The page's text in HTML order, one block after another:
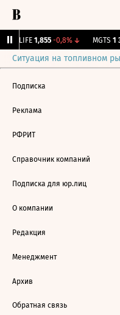
LIFE 1,855 -0,8%↓ MGTS 1
Ситуация на топливном
Подписка
Реклама
РФРИТ
Справочник компаний
Подписка для юр.лиц
О компании
Редакция
Менеджмент
Архив
Обратная связь